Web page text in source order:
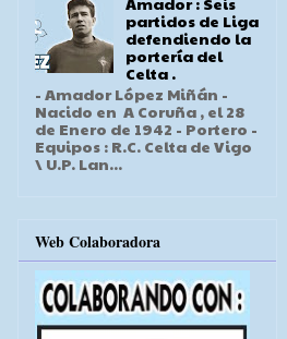
partidos de Liga
defendiendo la
portería del
Celta .
- Amador López Miñán -
Nacido en A Coruña , el 28
de Enero de 1942 - Portero -
Equipos : R.C. Celta de Vigo
\ U.P. Lan...
Web Colaboradora